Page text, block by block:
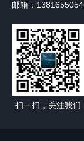
邮箱：
扫一扫，关注我们